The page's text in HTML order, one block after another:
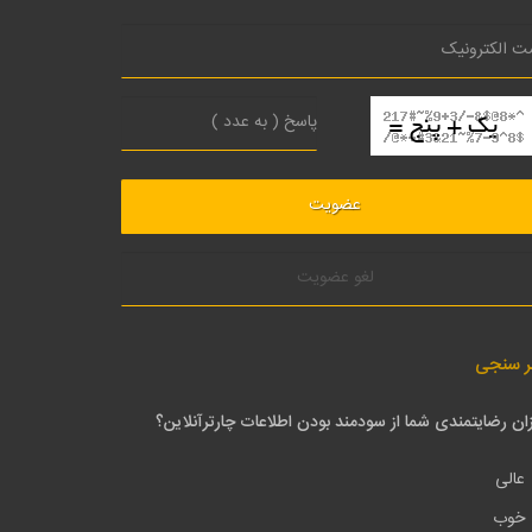
لغو عضویت
سنجی
رضایتمندی شما از سودمند بودن اطلاعات چارترآنلاین؟
عالی
خوب